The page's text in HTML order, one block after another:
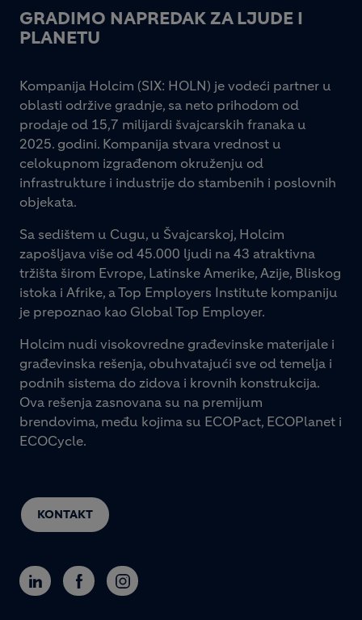
GRADIMO NAPREDAK ZA LJUDE I
PLANETU
KONTAKT
Kompanija Holcim (SIX: HOLN) je vodeći partner u
oblasti održive gradnje, sa neto prihodom od
prodaje od 15,7 milijardi švajcarskih franaka u
2025. godini. Kompanija stvara vrednost u
celokupnom izgrađenom okruženju od
infrastrukture i industrije do stambenih i poslovnih
objekata.
Sa sedištem u Cugu, u Švajcarskoj, Holcim
zapošljava više od 45.000 ljudi na 43 atraktivna
tržišta širom Evrope, Latinske Amerike, Azije, Bliskog
istoka i Afrike, a Top Employers Institute kompaniju
je prepoznao kao Global Top Employer.
Holcim nudi visokovredne građevinske materijale i
građevinska rešenja, obuhvatajući sve od temelja i
podnih sistema do zidova i krovnih konstrukcija.
Ova rešenja zasnovana su na premijum
brendovima, među kojima su ECOPact, ECOPlanet i
ECOCycle.